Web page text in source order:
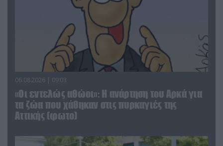
06.08.2026 | 09:03
«Οι εντελώς αθώοι»: Η ανάρτηση του Αρκά για
τα ζώα που χάθηκαν στις πυρκαγιές της
Αττικής (φωτο)